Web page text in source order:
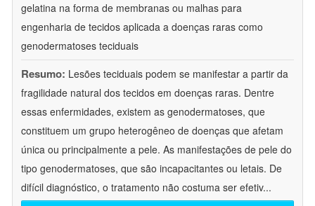
gelatina na forma de membranas ou malhas para
engenharia de tecidos aplicada a doenças raras como
genodermatoses teciduais
Resumo: Lesões teciduais podem se manifestar a partir da
fragilidade natural dos tecidos em doenças raras. Dentre
essas enfermidades, existem as genodermatoses, que
constituem um grupo heterogêneo de doenças que afetam
única ou principalmente a pele. As manifestações de pele do
tipo genodermatoses, que são incapacitantes ou letais. De
difícil diagnóstico, o tratamento não costuma ser efetiv...